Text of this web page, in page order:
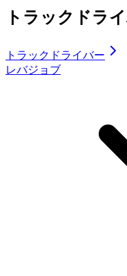
トラックドラ
トラックドライバー
レバジョブ